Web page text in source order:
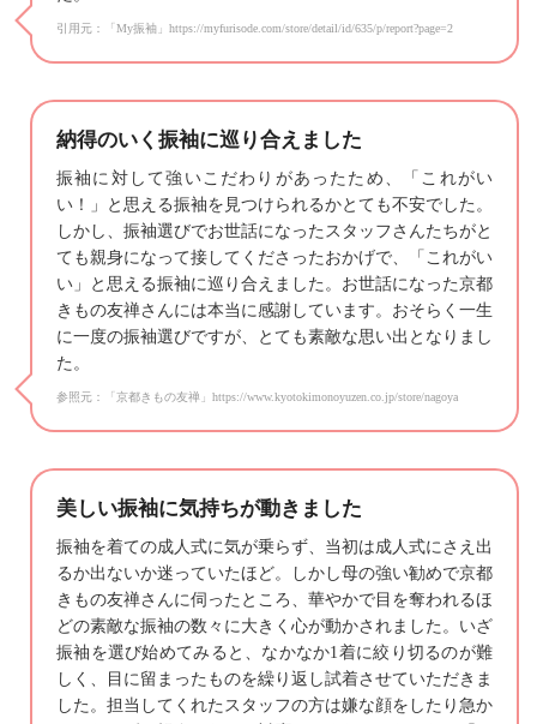
引用元：「My振袖」https://myfurisode.com/store/detail/id/635/p/report?page=2
納得のいく振袖に巡り合えました
振袖に対して強いこだわりがあったため、「これがい
い！」と思える振袖を見つけられるかとても不安でした。
しかし、振袖選びでお世話になったスタッフさんたちがと
ても親身になって接してくださったおかげで、「これがい
い」と思える振袖に巡り合えました。お世話になった京都
きもの友禅さんには本当に感謝しています。おそらく一生
に一度の振袖選びですが、とても素敵な思い出となりまし
た。
参照元：「京都きもの友禅」https://www.kyotokimonoyuzen.co.jp/store/nagoya
美しい振袖に気持ちが動きました
振袖を着ての成人式に気が乗らず、当初は成人式にさえ出
るか出ないか迷っていたほど。しかし母の強い勧めで京都
きもの友禅さんに伺ったところ、華やかで目を奪われるほ
どの素敵な振袖の数々に大きく心が動かされました。いざ
振袖を選び始めてみると、なかなか1着に絞り切るのが難
しく、目に留まったものを繰り返し試着させていただきま
した。担当してくれたスタッフの方は嫌な顔をしたり急か